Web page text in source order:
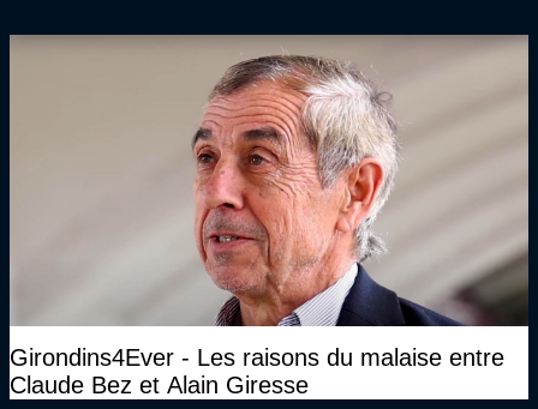
Girondins4Ever - Les raisons du malaise entre
Claude Bez et Alain Giresse